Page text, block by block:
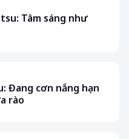
Tâm sáng như
Đang cơn nắng hạn
rào